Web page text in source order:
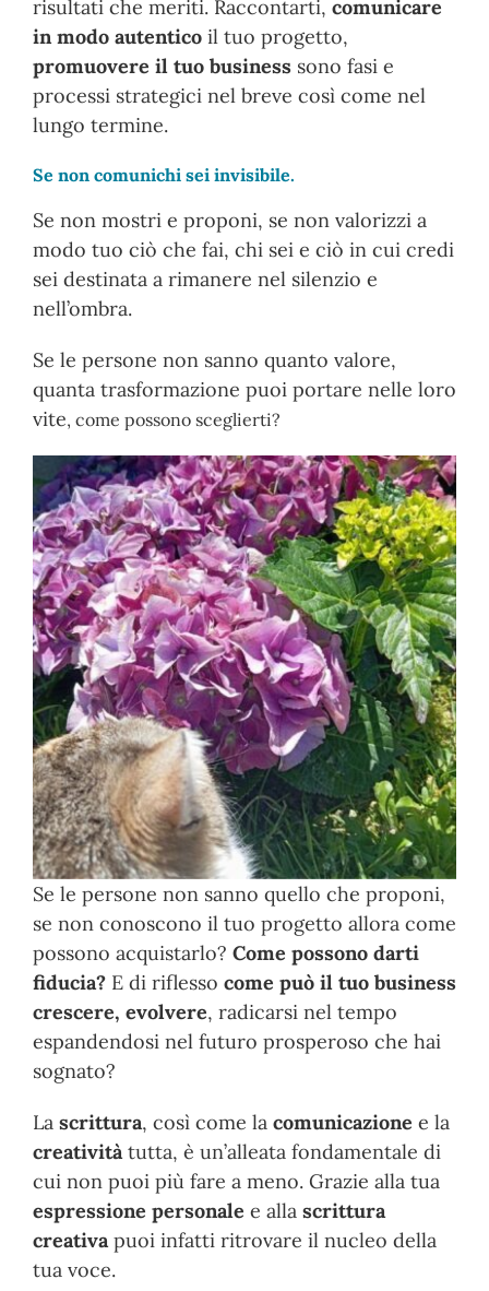
risultati che meriti. Raccontarti, comunicare
in modo autentico il tuo progetto,
promuovere il tuo business sono fasi e
processi strategici nel breve così come nel
lungo termine.
Se non comunichi sei invisibile.
Se non mostri e proponi, se non valorizzi a
modo tuo ciò che fai, chi sei e ciò in cui credi
sei destinata a rimanere nel silenzio e
nell’ombra.
Se le persone non sanno quanto valore,
quanta trasformazione puoi portare nelle loro
vite, come possono sceglierti?
Se le persone non sanno quello che proponi,
se non conoscono il tuo progetto allora come
possono acquistarlo? Come possono darti
fiducia? E di riflesso come può il tuo business
crescere, evolvere, radicarsi nel tempo
espandendosi nel futuro prosperoso che hai
sognato?
La scrittura, così come la comunicazione e la
creativitàtutta, è un’alleata fondamentale di
cui non puoi più fare a meno. Grazie alla tua
espressione personale e alla scrittura
creativapuoi infatti ritrovare il nucleo della
tua voce.